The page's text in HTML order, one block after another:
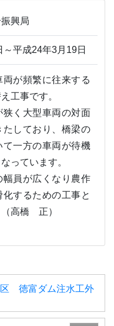
興局
平成24年3月19日
が頻繁に往来する
工事です。
狭く大型車両の対面
たしており、橋梁の
て一方の車両が待機
っています。
幅員が広くなり農作
するための工事と
高橋 正）
徳富ダム注水工外